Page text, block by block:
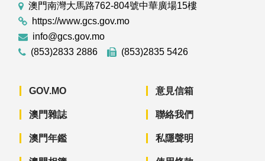
澳門南灣大馬路762-804號中華廣場15樓
https://www.gcs.gov.mo
info@gcs.gov.mo
(853)2833 2886
(853)2835 5426
GOV.MO
澳門雜誌
澳門年鑑
意見信箱
聯絡我們
私隱聲明